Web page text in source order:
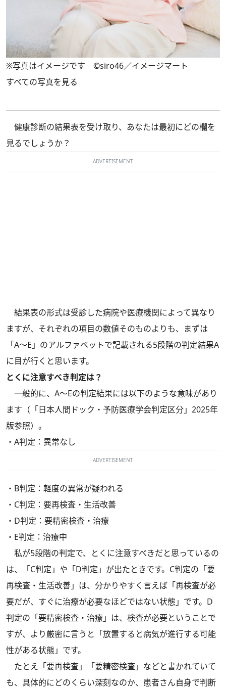
※写真はイメージです ©siro46／イメージマート
すべての写真を見る
健康診断の結果表を受け取り、あなたは最初にどの欄を
見るでしょうか？
ADVERTISEMENT
結果表の形式は受診した病院や医療機関によって異なり
ますが、それぞれの項目の数値そのものよりも、まずは
「A～E」のアルファベットで記載される5段階の判定結果A
に目が行くと思います。
とくに注意すべき判定は？
一般的に、A～Eの判定結果には以下のような意味があり
ます（「日本人間ドック・予防医療学会判定区分」2025年
版参照）。
・A判定：異常なし
ADVERTISEMENT
・B判定：軽度の異常が疑われる
・C判定：要再検査・生活改善
・D判定：要精密検査・治療
・E判定：治療中
私が5段階の判定で、とくに注意すべきだと思っているの
は、「C判定」や「D判定」が出たときです。C判定の「要
再検査・生活改善」は、分かりやすく言えば「再検査が必
要だが、すぐに治療が必要なほどではない状態」です。D
判定の「要精密検査・治療」は、検査が必要ということで
すが、より厳密に言うと「放置すると病気が進行する可能
性がある状態」です。
たとえ「要再検査」「要精密検査」などと書かれていて
も、具体的にどのくらい深刻なのか、患者さん自身で判断